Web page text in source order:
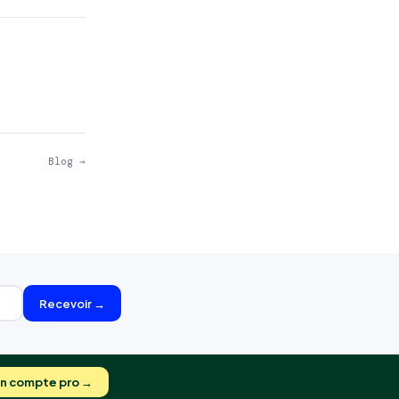
Blog →
Recevoir →
compte pro →